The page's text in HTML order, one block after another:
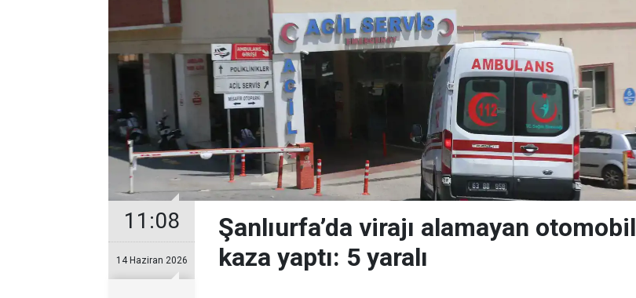
11:08
14 Haziran 2026
Şanlıurfa’da virajı alamayan otomobil
kaza yaptı: 5 yaralı